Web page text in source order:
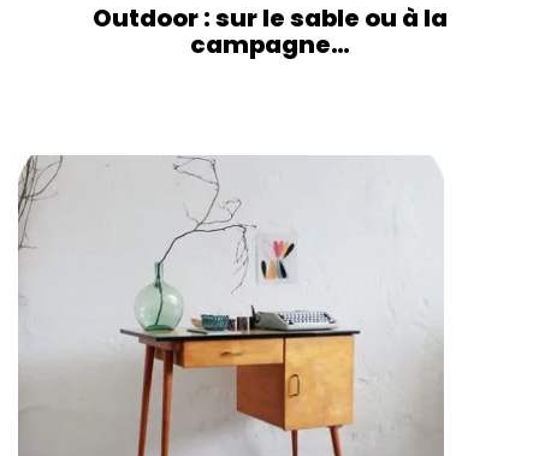
Outdoor : sur le sable ou à la
campagne…